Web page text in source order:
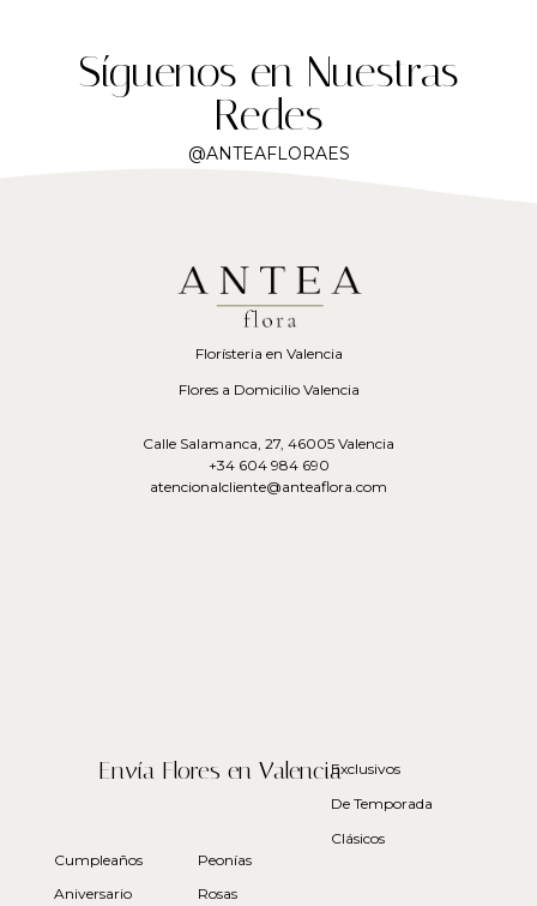
Síguenos en Nuestras
Redes
@ANTEAFLORAES
Florísteria en Valencia
Flores a Domicilio Valencia
Calle Salamanca, 27, 46005 Valencia
+34 604 984 690
atencionalcliente@anteaflora.com
Envía Flores en ValenciaExclusivos
De Temporada
Clásicos
Cumpleaños
Aniversario
Peonías
Rosas